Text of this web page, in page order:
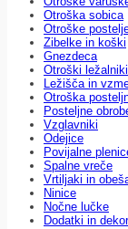
Otroška sobica
Otroške
Zibelke in koški
Gnezdeca
Otroški ležalniki
Ležišča in
Otroška
Posteljne
Vzglavniki
Odejice
Povijalne
Spalne vreče
Vrtiljaki in
Ninice
Nočne lučke
Dodatki in